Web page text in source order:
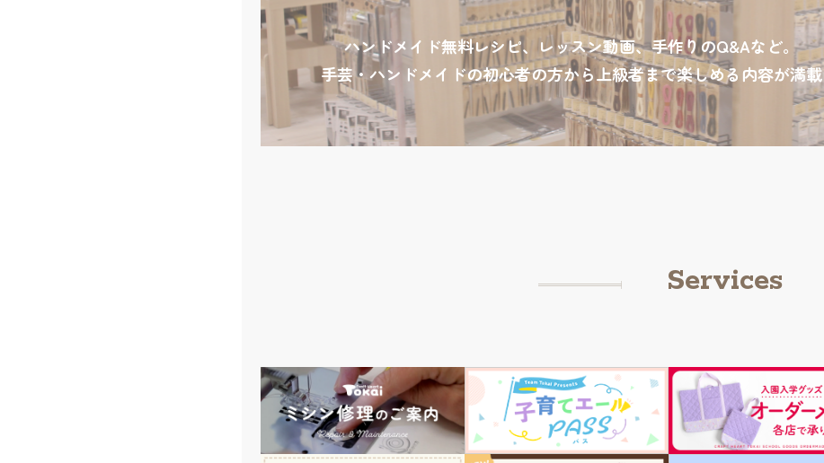
ハンドメイド無料レシピ、レッスン動画、手作りのQ&Aなど。
手芸・ハンドメイドの初心者の方から上級者まで楽しめる内容が満載
Services